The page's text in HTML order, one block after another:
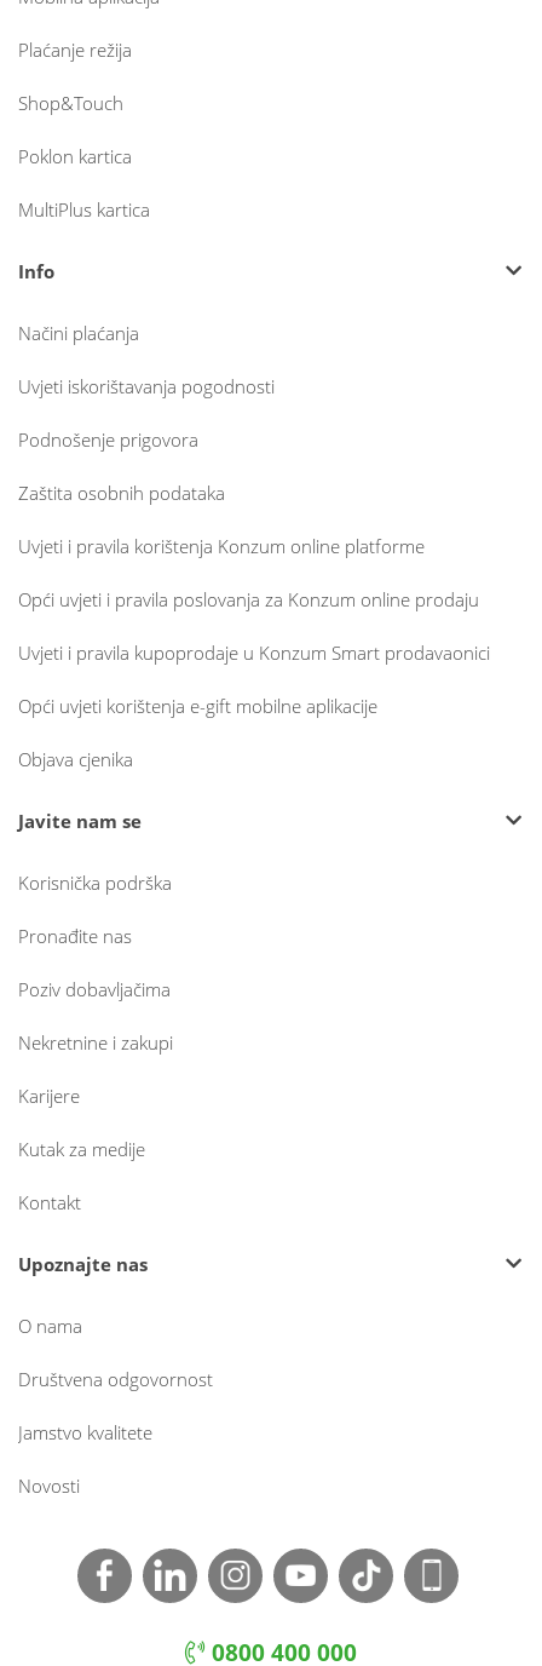
Plaćanje režija
Shop&Touch
Poklon kartica
MultiPlus kartica
Info
Načini plaćanja
Uvjeti iskorištavanja pogodnosti
Podnošenje prigovora
Zaštita osobnih podataka
Uvjeti i pravila korištenja Konzum online platforme
Opći uvjeti i pravila poslovanja za Konzum online prodaju
Uvjeti i pravila kupoprodaje u Konzum Smart prodavaonici
Opći uvjeti korištenja e-gift mobilne aplikacije
Objava cjenika
Javite nam se
Korisnička podrška
Pronađite nas
Poziv dobavljačima
Nekretnine i zakupi
Karijere
Kutak za medije
Kontakt
Upoznajte nas
O nama
Društvena odgovornost
Jamstvo kvalitete
Novosti
0800 400 000